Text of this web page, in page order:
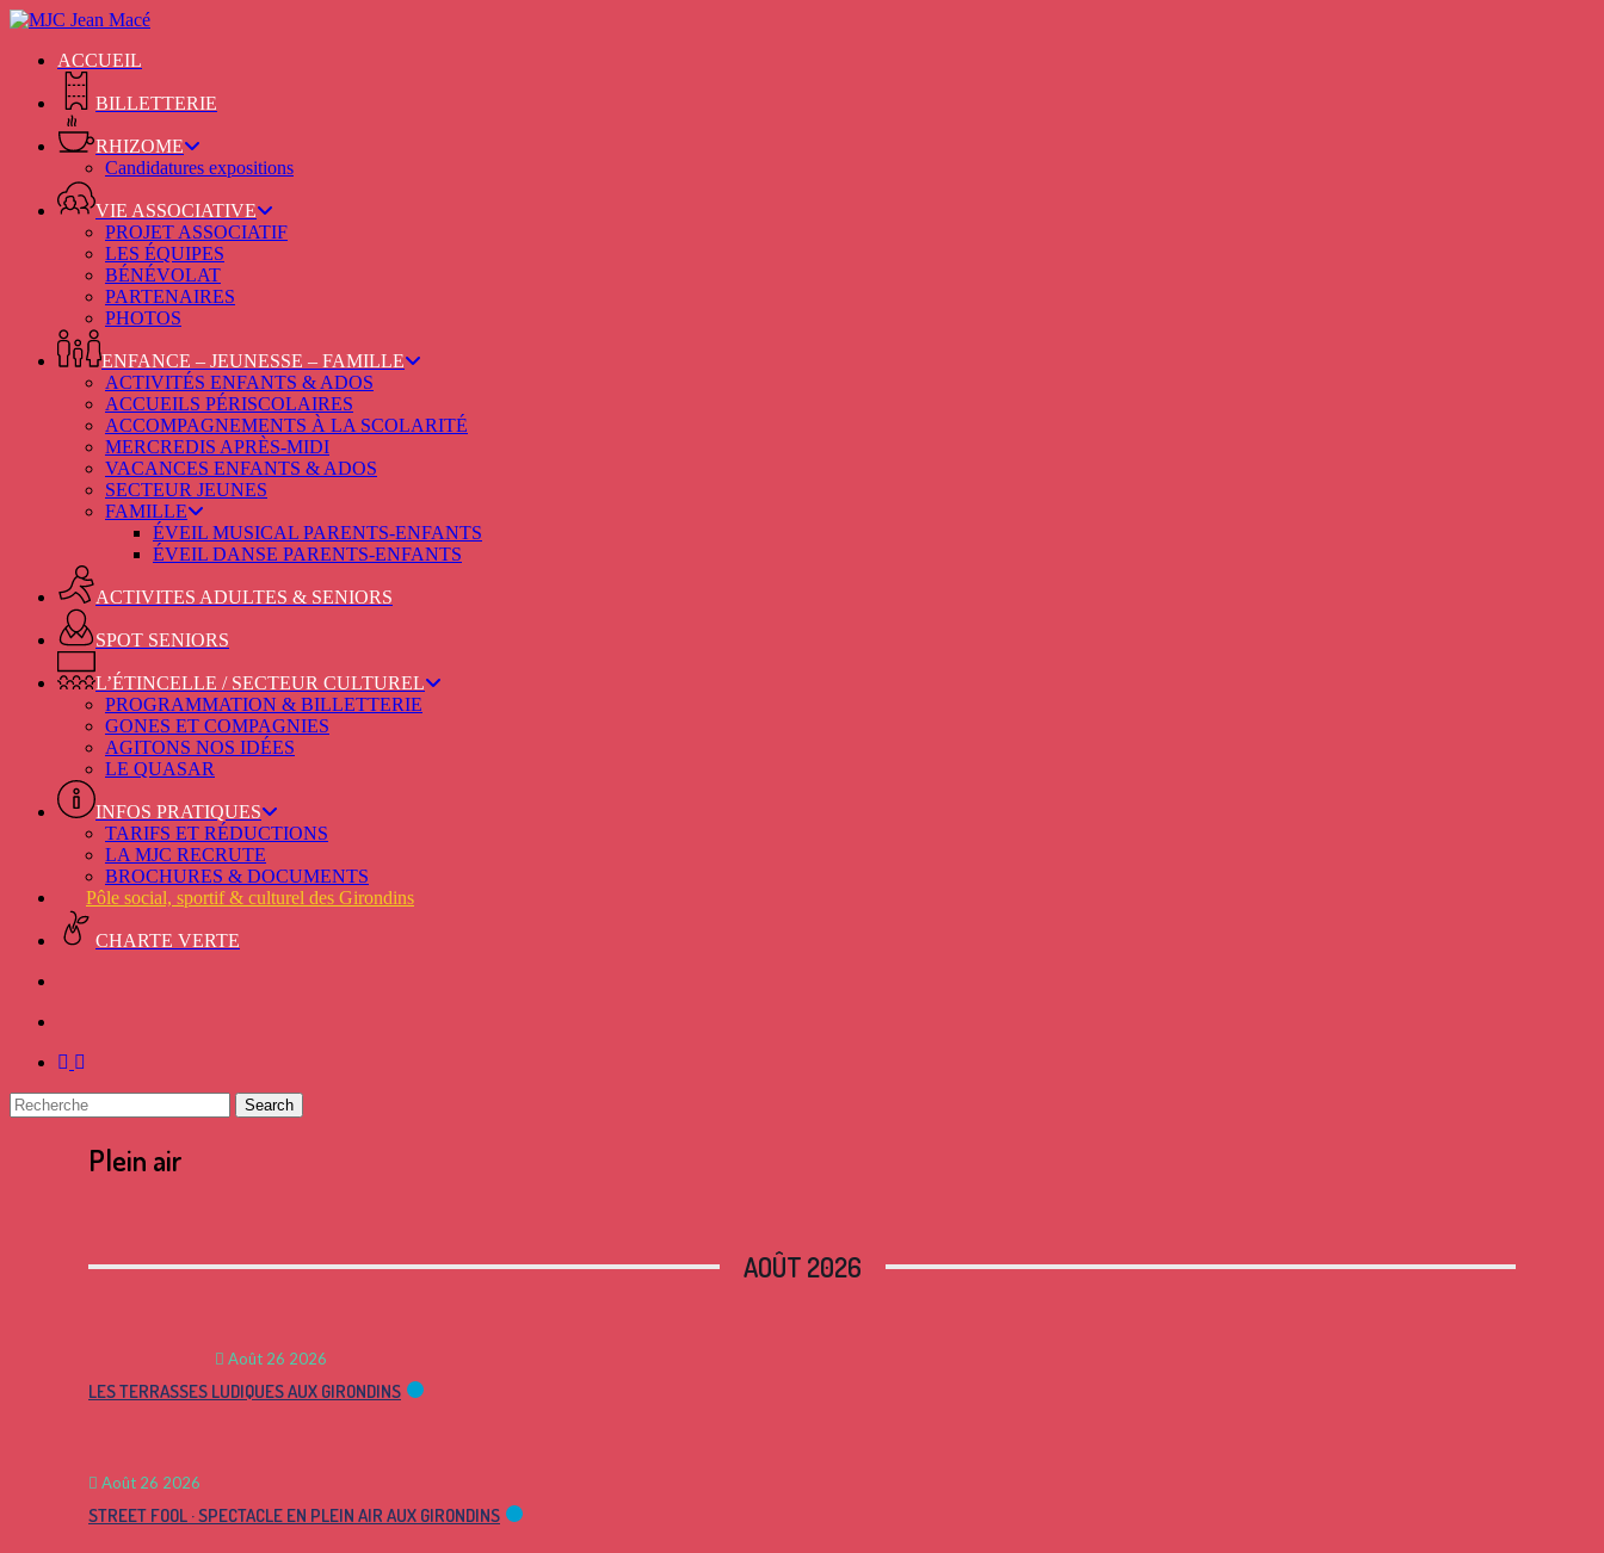
Skip
main
ACCUEIL
BILLETTERIE
RHIZOME
Candidatures expositions
VIE ASSOCIATIVE
PROJET ASSOCIATIF
LES ÉQUIPES
BÉNÉVOLAT
PARTENAIRES
PHOTOS
ENFANCE – JEUNESSE – FAMILLE
ACTIVITÉS ENFANTS & ADOS
ACCUEILS PÉRISCOLAIRES
ACCOMPAGNEMENTS À LA SCOLARITÉ
MERCREDIS APRÈS-MIDI
VACANCES ENFANTS & ADOS
SECTEUR JEUNES
FAMILLE
ÉVEIL MUSICAL PARENTS-ENFANTS
ÉVEIL DANSE PARENTS-ENFANTS
ACTIVITES ADULTES & SENIORS
SPOT SENIORS
L’ÉTINCELLE / SECTEUR CULTUREL
PROGRAMMATION & BILLETTERIE
GONES ET COMPAGNIES
AGITONS NOS IDÉES
LE QUASAR
INFOS PRATIQUES
TARIFS ET RÉDUCTIONS
LA MJC RECRUTE
BROCHURES & DOCUMENTS
Pôle social, sportif & culturel des Girondins
CHARTE VERTE
facebook
instagram
Search
Plein air
AOÛT 2026
Août 26 2026
LES TERRASSES LUDIQUES AUX GIRONDINS
Août 26 2026
STREET FOOL · SPECTACLE EN PLEIN AIR AUX GIRONDINS